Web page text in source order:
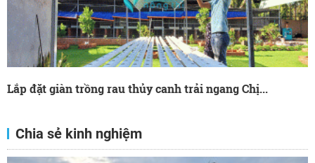
Lắp đặt giàn trồng rau thủy canh trải ngang Chị...
Chia sẻ kinh nghiệm